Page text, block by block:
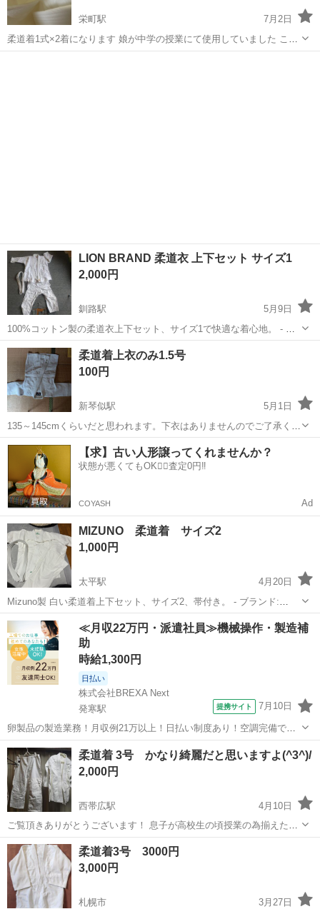
栄町駅
7月2日
柔道着1式×2着になります 娘が中学の授業にて使用していました これ
から必要な方如何でしょうか 取りきれない汚れ等はあると思います 中
LION BRAND 柔道衣 上下セット サイズ1
2,000円
釧路駅
5月9日
100%コットン製の柔道衣上下セット、サイズ1で快適な着心地。 - ブ
ランド: LION BRAND - 素材: コットン 100% - サイズ: 1 - タイプ: 上下
セット 左肩辺りとズボンは右上に刺繍での記名ありま...
北海道 釧路市 釧路駅 武道、格闘技
柔道着上衣のみ1.5号
100円
新琴似駅
5月1日
135～145cmくらいだと思われます。下衣はありませんのでご了承くだ
さい
北海道 札幌市 新琴似駅 武道、格闘技
【求】古い人形譲ってくれませんか？
状態が悪くてもOK🙆‍♀️査定0円‼️
COYASH Ad
MIZUNO 柔道着 サイズ2
1,000円
太平駅
4月20日
Mizuno製 白い柔道着上下セット、サイズ2、帯付き。 - ブランド:
Mizuno - サイズ: 2 - 色: 白 - 付属品: 帯 - パンツタイプ: 紐付き 襟元シ
ミあり。 近くまで持っていくことも可能 ないか500円
北海道 札幌市 太平駅 武道、格闘技 MIZUNO
≪月収22万円・派遣社員≫機械操作・製造補
助
時給1,300円
日払い
株式会社BREXA Next
発寒駅
提携サイト 7月10日
卵製品の製造業務！月収例21万以上！日払い制度あり！空調完備で快
適作業★20代～50代までの男女活躍中！作業着無償貸与★マイカー通
勤OK＆無料駐車場完備！《北海道札幌市》 人気の工場のお仕事 ◇卵
製品の製造業務◇ 作業内...
北海道 札幌市 発寒駅 その他
柔道着 3号 かなり綺麗だと思いますよ(^3^)/
2,000円
西帯広駅
4月10日
ご覧頂きありがとうございます！ 息子が高校生の頃授業の為揃えた柔
道着です(^3^)/ 写真が上手く撮れてないのですが(-_-;) ホント何回も使
わなかったので、黄ばみや汚れもほとんど無く★かなり綺麗な方だと
思います。 サイズ...
北海道 帯広市 西帯広駅 武道、格闘技
柔道着3号 3000円
3,000円
札幌市
3月27日